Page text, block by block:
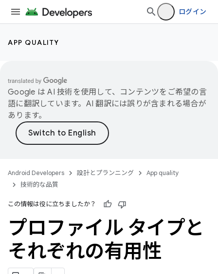
ログイン
APP QUALITY
Google は AI 技術を使用して、コンテンツをご希望の言
語に翻訳しています。AI 翻訳には誤りが含まれる場合が
あります。
Android Developers 設計とプランニング
App quality
技術的な品質
この情報は役に立ちましたか？
プロファイル タイプと
それぞれの有用性